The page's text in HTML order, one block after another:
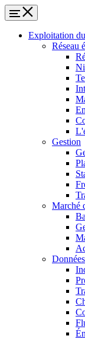
Exploitation
Réseau
Gestion
Marché